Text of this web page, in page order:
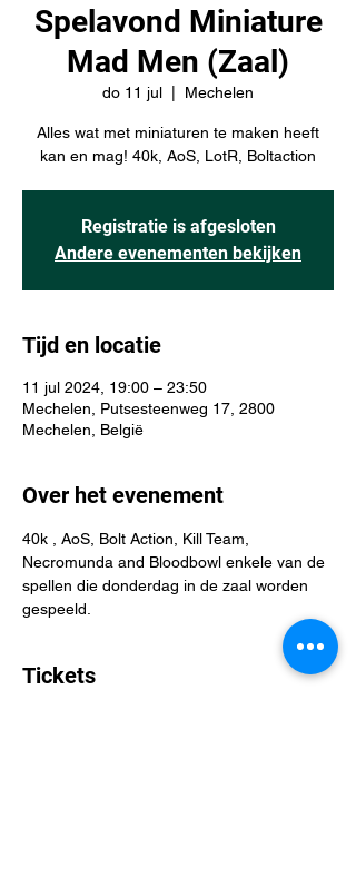
Spelavond Miniature
Mad Men (Zaal)
do 11 jul Mechelen
Alles wat met miniaturen te maken heeft
kan en mag! 40k, AoS, LotR, Boltaction
Registratie is afgesloten
Andere evenementen bekijken
Tijd en locatie
11 jul 2024, 19:00 – 23:50
Mechelen, Putsesteenweg 17, 2800
Mechelen, België
Over het evenement
40k , AoS, Bolt Action, Kill Team,
Necromunda and Bloodbowl enkele van de
spellen die donderdag in de zaal worden
gespeeld.
Tickets